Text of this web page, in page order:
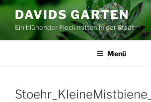
Zum
Inhalt
springen
DAVIDS GARTEN
Ein blühender Fleck mitten in der Stadt
Menü